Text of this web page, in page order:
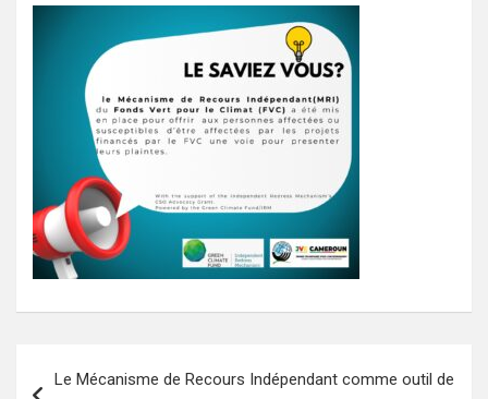
Le Mécanisme de Recours Indépendant comme outil de